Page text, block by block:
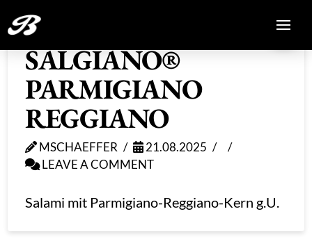
SALGIANO®
PARMIGIANO
REGGIANO
MSCHAEFFER
21.08.2025
LEAVE A COMMENT
Salami mit Parmigiano-Reggiano-Kern g.U.